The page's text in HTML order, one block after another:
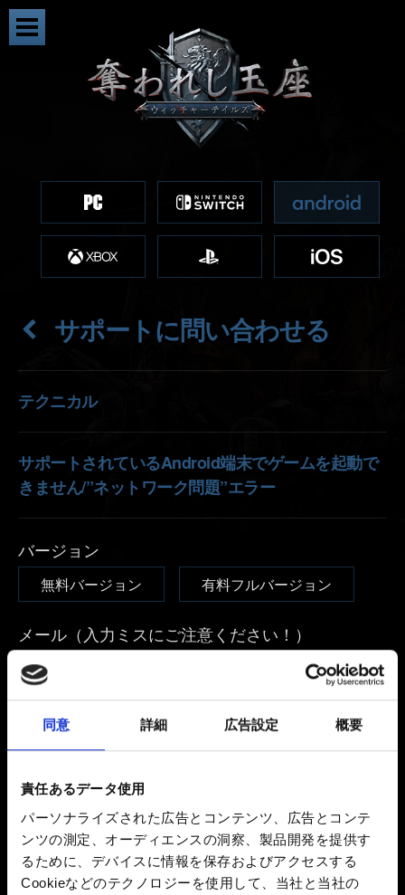
同意 詳細 広告設定 概要
責任あるデータ使用
パーソナライズされた広告とコンテンツ、広告とコンテ
ンツの測定、オーディエンスの洞察、製品開発を提供す
るために、デバイスに情報を保存およびアクセスする
Cookieなどのテクノロジーを使用して、当社と当社の
サポートに問い合わせる
テクニカル
サポートされているAndroid端末でゲームを起動で
きません/”ネットワーク問題”エラー
バージョン
無料バージョン 有料フルバージョン
メール（入力ミスにご注意ください！）
発生している問題の詳細
0/20
ファイルを追加